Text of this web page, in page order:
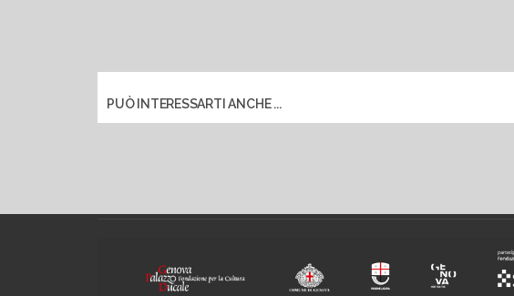
PUÒ INTERESSARTI ANCHE ...